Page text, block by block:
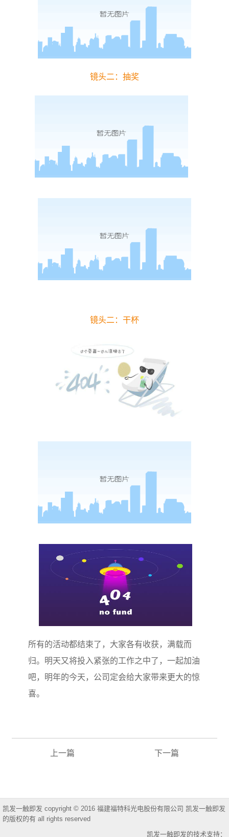
镜头二：抽奖
镜头二：干杯
所有的活动都结束了，大家各有收获，满载而
归。明天又将投入紧张的工作之中了，一起加油
吧，明年的今天，公司定会给大家带来更大的惊
喜。
下一篇
上一篇
凯发一触即发 copyright © 2016 福建福特科光电股份有限公司 凯发一触即发
的版权的有 all rights reserved
凯发一触即发的技术支持：